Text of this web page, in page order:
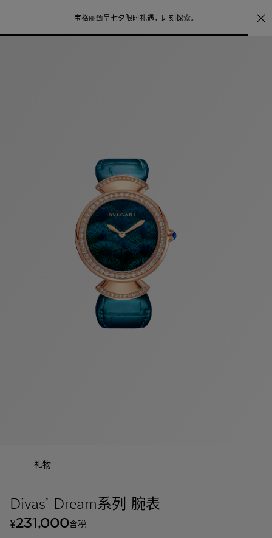
注册会员首次下单购买任意作品，可享受照片打印服务
击此处了解更多详情。
礼物
Divas’ Dream系列 腕表
¥231,000含税